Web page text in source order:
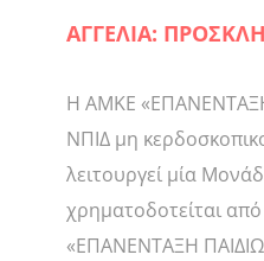
ΑΓΓΕΛΙΑ:
Η ΑΜΚΕ
ΝΠΙΔ μη
λειτουργεί μία
χρηματοδοτείται
«ΕΠΑΝΕΝΤΑΞΗ